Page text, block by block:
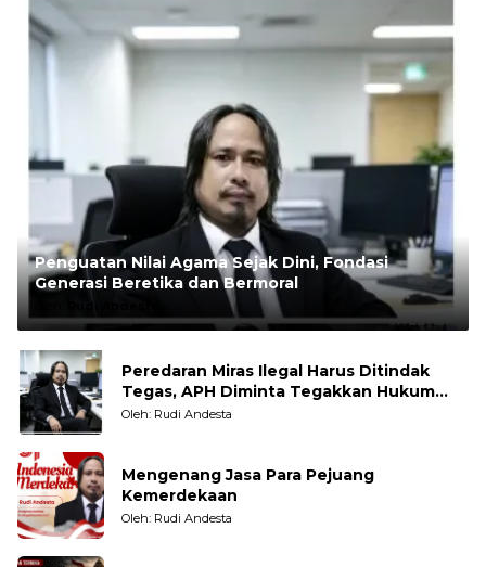
Penguatan Nilai Agama Sejak Dini, Fondasi
Generasi Beretika dan Bermoral
Rudi Andesta
Peredaran Miras Ilegal Harus Ditindak
Tegas, APH Diminta Tegakkan Hukum
Tanpa Pandang Bulu
Oleh: Rudi Andesta
Mengenang Jasa Para Pejuang
Kemerdekaan
Oleh: Rudi Andesta